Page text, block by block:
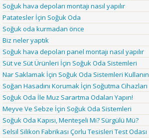
Soğuk hava depoları montajı nasıl yapılır
Patatesler İçin Soğuk Oda
Soğuk oda kurmadan önce
Biz neler yaptık
Soğuk hava depoları panel montajı nasıl yapılır
Süt ve Süt Ürünleri İçin Soğuk Oda Sistemleri
Nar Saklamak İçin Soğuk Oda Sistemleri Kullanın
Soğan Hasadını Korumak İçin Soğutma Cihazları
Soğuk Oda İle Muz Sarartma Odaları Yapın!
Meyve Ve Sebze İçin Soğuk Oda Sistemleri
Soğuk Oda Kapısı, Menteşeli Mi? Sürgülü Mü?
Selsil Silikon Fabrikası Çorlu Tesisleri Test Odası